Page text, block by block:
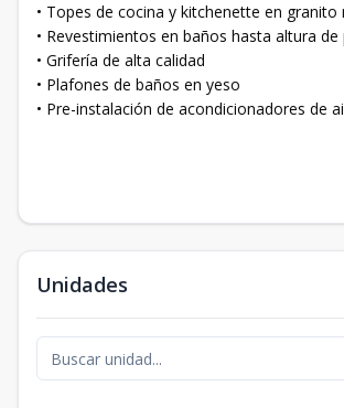
• Topes de cocina y kitchenette en granito
• Revestimientos en baños hasta altura de
• Grifería de alta calidad
• Plafones de baños en yeso
• Pre-instalación de acondicionadores de
Unidades